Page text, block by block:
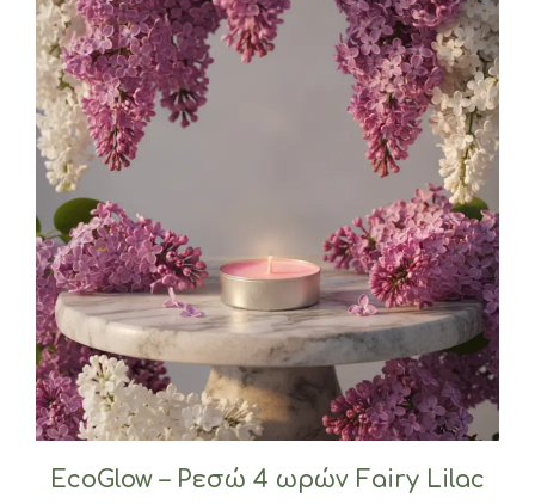
EcoGlow – Ρεσώ 4 ωρών Fairy Lilac